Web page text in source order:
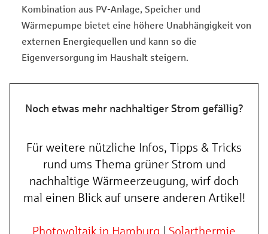
Kombination aus PV-Anlage, Speicher und
Wärmepumpe bietet eine höhere Unabhängigkeit von
externen Energiequellen und kann so die
Eigenversorgung im Haushalt steigern.
Noch etwas mehr nachhaltiger Strom gefällig?
Für weitere nützliche Infos, Tipps & Tricks
rund ums Thema grüner Strom und
nachhaltige Wärmeerzeugung, wirf doch
mal einen Blick auf unsere anderen Artikel!
Photovoltaik in Hamburg | Solarthermie